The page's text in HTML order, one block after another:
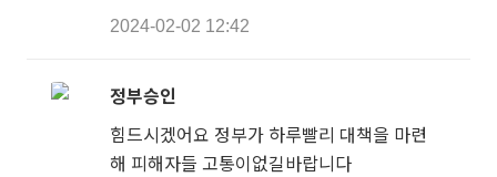
2024-02-02 12:42
정부승인
힘드시겠어요 정부가 하루빨리 대책을 마련
해 피해자들 고통이없길바랍니다